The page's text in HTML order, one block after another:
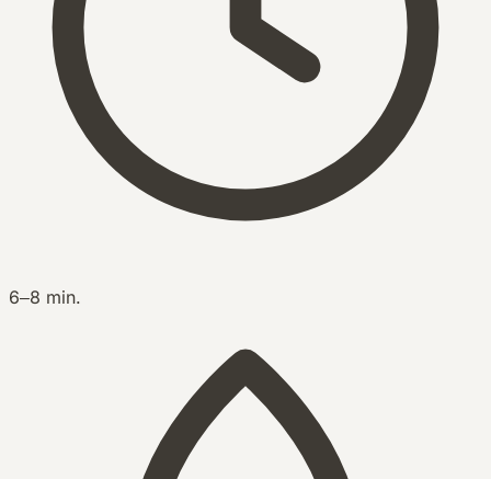
6–8 min.